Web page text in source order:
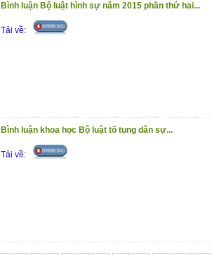
Bình luận Bộ luật hình sự năm 2015 phần thứ hai...
Tải về:
Bình luận khoa học Bộ luật tố tụng dân sự...
Tải về: